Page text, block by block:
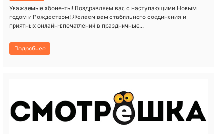
Уважаемые абоненты! Поздравляем вас с наступающими Новым
годом и Рождеством! Желаем вам стабильного соединения и
приятных онлайн‑впечатлений в праздничные...
Подробнее